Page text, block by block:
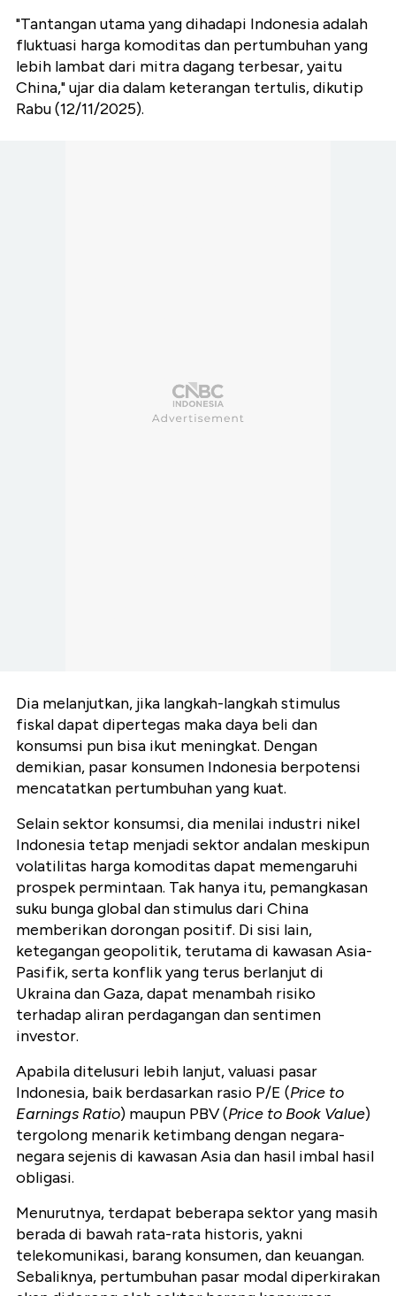
"Tantangan utama yang dihadapi Indonesia adalah
fluktuasi harga komoditas dan pertumbuhan yang
lebih lambat dari mitra dagang terbesar, yaitu
China," ujar dia dalam keterangan tertulis, dikutip
Rabu (12/11/2025).
Dia melanjutkan, jika langkah-langkah stimulus
fiskal dapat dipertegas maka daya beli dan
konsumsi pun bisa ikut meningkat. Dengan
demikian, pasar konsumen Indonesia berpotensi
mencatatkan pertumbuhan yang kuat.
Selain sektor konsumsi, dia menilai industri nikel
Indonesia tetap menjadi sektor andalan meskipun
volatilitas harga komoditas dapat memengaruhi
prospek permintaan. Tak hanya itu, pemangkasan
suku bunga global dan stimulus dari China
memberikan dorongan positif. Di sisi lain,
ketegangan geopolitik, terutama di kawasan Asia-
Pasifik, serta konflik yang terus berlanjut di
Ukraina dan Gaza, dapat menambah risiko
terhadap aliran perdagangan dan sentimen
investor.
Apabila ditelusuri lebih lanjut, valuasi pasar
Indonesia, baik berdasarkan rasio P/E (Price to
Earnings Ratio) maupun PBV (Price to Book Value)
tergolong menarik ketimbang dengan negara-
negara sejenis di kawasan Asia dan hasil imbal hasil
obligasi.
Menurutnya, terdapat beberapa sektor yang masih
berada di bawah rata-rata historis, yakni
telekomunikasi, barang konsumen, dan keuangan.
Sebaliknya, pertumbuhan pasar modal diperkirakan